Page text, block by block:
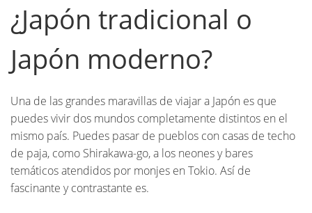
¿Japón tradicional o
Japón moderno?
Una de las grandes maravillas de viajar a Japón es que
puedes vivir dos mundos completamente distintos en el
mismo país. Puedes pasar de pueblos con casas de techo
de paja, como Shirakawa-go, a los neones y bares
temáticos atendidos por monjes en Tokio. Así de
fascinante y contrastante es.